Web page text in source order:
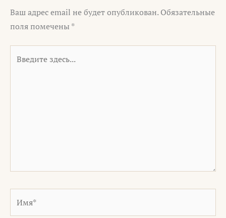
Ваш адрес email не будет опубликован. Обязательные
поля помечены *
здесь...